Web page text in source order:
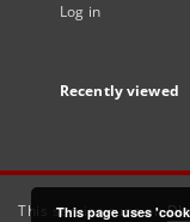
Log in
Recently viewed
This service runs on
This page uses